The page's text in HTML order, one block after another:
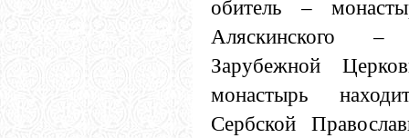
обитель –
Аляскинского –
Зарубежной
монастырь
Сербской